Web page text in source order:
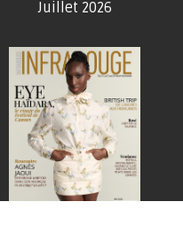
Juillet 2026